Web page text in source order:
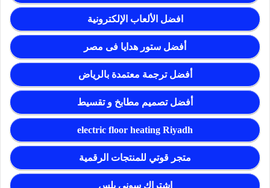
افضل الألعاب الإلكترونية
أفضل ستور هدايا فى مصر
أفضل ترجمة معتمدة بالرياض
أفضل تصميم مطابخ و تقسيط
electric floor heating Riyadh
متجر قوتي للمنتجات الرقمية
اشتراك سوني بلس